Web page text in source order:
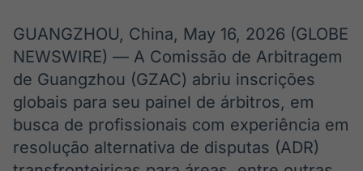
Widgets
Componentes
para conteúdos e
funcionalidades
Wallboard
dados para
displays e telas
Soluções de
Tecnologia
Broadcast
Radar
Broadcast
Fundos
GUANGZHOU, China, May 16, 2026 (GLOBE
NEWSWIRE) — A Comissão de Arbitragem
de Guangzhou (GZAC) abriu inscrições
globais para seu painel de árbitros, em
busca de profissionais com experiência em
resolução alternativa de disputas (ADR)